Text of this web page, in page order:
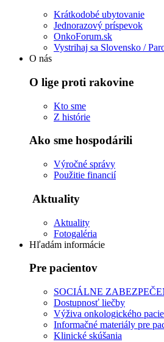
Krátkodobé ubytovanie
Jednorazový príspevok
OnkoForum.sk
Vystrihaj sa Slovensko /
O nás
O lige proti rakovine
Kto sme
Z histórie
Ako sme hospodárili
Výročné správy
Použitie financií
Aktuality
Aktuality
Fotogaléria
Hľadám informácie
Pre pacientov
SOCIÁLNE
Dostupnosť liečby
Výživa onkologického
Informačné materiály pre
Klinické skúšania